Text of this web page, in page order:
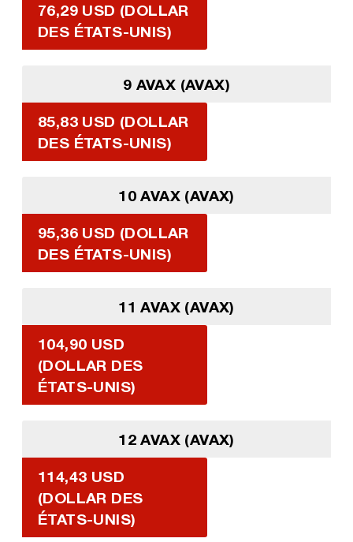
76,29 USD (DOLLAR
DES ÉTATS-UNIS)
9 AVAX (AVAX)
85,83 USD (DOLLAR
DES ÉTATS-UNIS)
10 AVAX (AVAX)
95,36 USD (DOLLAR
DES ÉTATS-UNIS)
11 AVAX (AVAX)
104,90 USD
(DOLLAR DES
ÉTATS-UNIS)
12 AVAX (AVAX)
114,43 USD
(DOLLAR DES
ÉTATS-UNIS)